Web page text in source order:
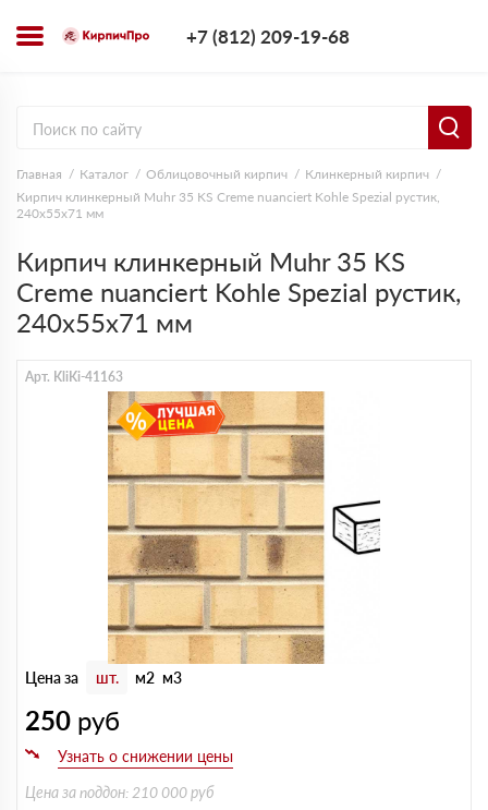
+7 (812) 209-19-68
Главная Каталог Облицовочный кирпич
Клинкерный кирпич
Кирпич клинкерный Muhr 35 KS Creme nuanciert Kohle Spezial рустик,
240х55х71 мм
Кирпич клинкерный Muhr 35 KS
Creme nuanciert Kohle Spezial рустик,
240х55х71 мм
Арт. KliKi-41163
Цена за шт. м2 м3
250 руб
Цена за поддон: 210 000 руб